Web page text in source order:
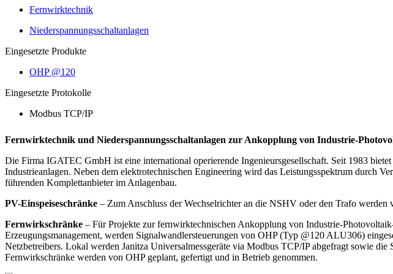
Fernwirktechnik
Niederspannungsschaltanlagen
Eingesetzte Produkte
OHP @120
Eingesetzte Protokolle
Modbus TCP/IP
Fernwirktechnik und Niederspannungsschaltanlagen zur Ankopplung von Industrie-
Die Firma IGATEC GmbH ist eine international operierende Ingenieursgesellschaft. Seit 1983
Industrieanlagen. Neben dem elektrotechnischen Engineering wird das Leistungsspektrum durch
führenden Komplettanbieter im Anlagenbau.
PV-Einspeiseschränke – Zum Anschluss der Wechselrichter an die NSHV oder den Trafo
Fernwirkschränke – Für Projekte zur fernwirktechnischen Ankopplung von Industrie-
Erzeugungsmanagement, werden Signalwandlersteuerungen von OHP (Typ @120 ALU306)
Netzbetreibers. Lokal werden Janitza Universalmessgeräte via Modbus TCP/IP abgefragt sowie
Fernwirkschränke werden von OHP geplant, gefertigt und in Betrieb genommen.